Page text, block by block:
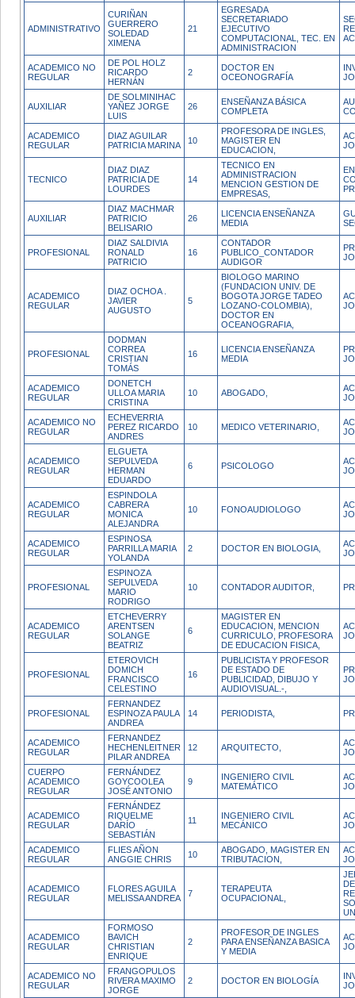
ADMINISTRATIVO
CURIÑAN
GUERRERO
SOLEDAD
XIMENA
21
EGRESADA
SECRETARIADO
EJECUTIVO
COMPUTACIONAL, TEC. EN
ADMINISTRACION
ACADEMICO NO
REGULAR
DE POL HOLZ
RICARDO
HERNÁN
2
DOCTOR EN
OCEONOGRAFÍA
AUXILIAR
DE SOLMINIHAC
YAÑEZ JORGE
LUIS
26
ENSEÑANZA BÁSICA
COMPLETA
ACADEMICO
REGULAR
DIAZ AGUILAR
PATRICIA MARINA
10
PROFESORA DE INGLES,
MAGISTER EN
EDUCACION,
TECNICO
DIAZ DIAZ
PATRICIA DE
LOURDES
14
TECNICO EN
ADMINISTRACION
MENCION GESTION DE
EMPRESAS,
AUXILIAR
DIAZ MACHMAR
PATRICIO
BELISARIO
26
LICENCIA ENSEÑANZA
MEDIA
PROFESIONAL
DIAZ SALDIVIA
RONALD
PATRICIO
16
CONTADOR
PUBLICO_CONTADOR
AUDIGOR
ACADEMICO
REGULAR
DIAZ OCHOA .
JAVIER
AUGUSTO
5
BIOLOGO MARINO
(FUNDACION UNIV. DE
BOGOTA JORGE TADEO
LOZANO-COLOMBIA),
DOCTOR EN
OCEANOGRAFIA,
PROFESIONAL
DODMAN
CORREA
CRISTIAN
TOMÁS
16
LICENCIA ENSEÑANZA
MEDIA
ACADEMICO
REGULAR
DONETCH
ULLOA MARIA
CRISTINA
10 ABOGADO,
ACADEMICO NO
REGULAR
ECHEVERRIA
PEREZ RICARDO
ANDRES
10 MEDICO VETERINARIO,
ACADEMICO
REGULAR
ELGUETA
SEPULVEDA
HERMAN
EDUARDO
6 PSICOLOGO
ACADEMICO
REGULAR
ESPINDOLA
CABRERA
MONICA
ALEJANDRA
10 FONOAUDIOLOGO
ACADEMICO
REGULAR
ESPINOSA
PARRILLA MARIA
YOLANDA
2 DOCTOR EN BIOLOGIA,
PROFESIONAL
ESPINOZA
SEPULVEDA
MARIO
RODRIGO
10 CONTADOR AUDITOR,
ACADEMICO
REGULAR
ETCHEVERRY
ARENTSEN
SOLANGE
BEATRIZ
6
MAGISTER EN
EDUCACION, MENCION
CURRICULO, PROFESORA
DE EDUCACION FISICA,
PROFESIONAL
ETEROVICH
DOMICH
FRANCISCO
CELESTINO
16
PUBLICISTA Y PROFESOR
DE ESTADO DE
PUBLICIDAD, DIBUJO Y
AUDIOVISUAL.-,
PROFESIONAL
FERNANDEZ
ESPINOZA PAULA
ANDREA
14 PERIODISTA,
ACADEMICO
REGULAR
FERNANDEZ
HECHENLEITNER
PILAR ANDREA
12 ARQUITECTO,
CUERPO
ACADEMICO
REGULAR
FERNÁNDEZ
GOYCOOLEA
JOSÉ ANTONIO
9
INGENIERO CIVIL
MATEMÁTICO
ACADEMICO
REGULAR
FERNÁNDEZ
RIQUELME
DARÍO
SEBASTIÁN
11
INGENIERO CIVIL
MECÁNICO
ACADEMICO
REGULAR
FLIES AÑON
ANGGIE CHRIS
10
ABOGADO, MAGISTER EN
TRIBUTACION,
ACADEMICO
REGULAR
FLORES AGUILA
MELISSA ANDREA
7
TERAPEUTA
OCUPACIONAL,
DE
ACADEMICO
REGULAR
FORMOSO
BAVICH
CHRISTIAN
ENRIQUE
2
PROFESOR DE INGLES
PARA ENSEÑANZA BASICA
Y MEDIA
ACADEMICO NO
REGULAR
FRANGOPULOS
RIVERA MAXIMO
JORGE
2 DOCTOR EN BIOLOGÍA